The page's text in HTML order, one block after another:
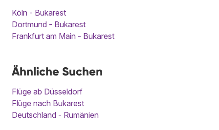
Köln - Bukarest
Dortmund - Bukarest
Frankfurt am Main - Bukarest
Ähnliche Suchen
Flüge ab Düsseldorf
Flüge nach Bukarest
Deutschland - Rumänien